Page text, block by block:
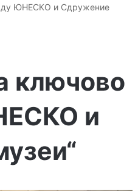
ЮНЕСКО и Сдружение
ключово
и